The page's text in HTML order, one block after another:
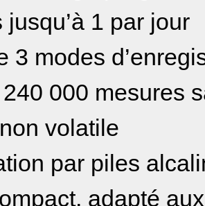
1 par jour
3 modes
240 000 mesures
volatile
par piles
adapté